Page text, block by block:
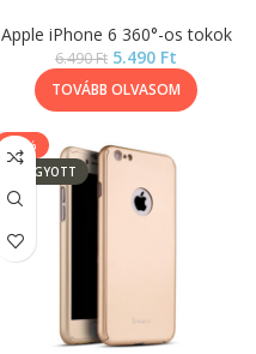
Apple iPhone 6 360°-os tokok
6.490Ft 5.490 Ft
TOVÁBB OLVASOM
-39%
ELFOGYOTT